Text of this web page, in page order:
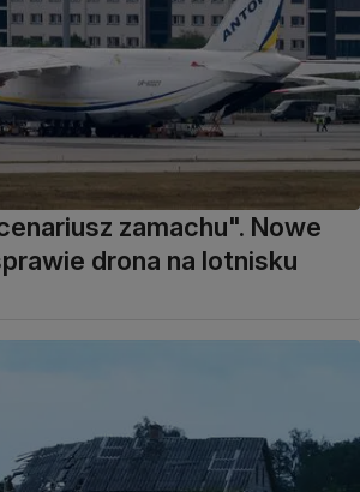
zamachu". Nowe
drona na lotnisku